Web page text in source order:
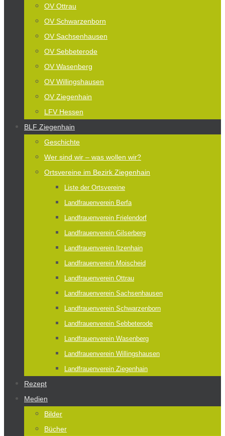
OV Ottrau
OV Schwarzenborn
OV Sachsenhausen
OV Sebbeterode
OV Wasenberg
OV Willingshausen
OV Ziegenhain
LFV Hessen
BLF Ziegenhain
Geschichte
Wer sind wir – was wollen wir?
Ortsvereine im Bezirk Ziegenhain
Liste der Ortsvereine
Landfrauenverein Berfa
Landfrauenverein Frielendorf
Landfrauenverein Gilserberg
Landfrauenverein Itzenhain
Landfrauenverein Moischeid
Landfrauenverein Ottrau
Landfrauenverein Sachsenhausen
Landfrauenverein Schwarzenborn
Landfrauenverein Sebbeterode
Landfrauenverein Wasenberg
Landfrauenverein Willingshausen
Landfrauenverein Ziegenhain
Rezept
Medien
Bilder
Bücher